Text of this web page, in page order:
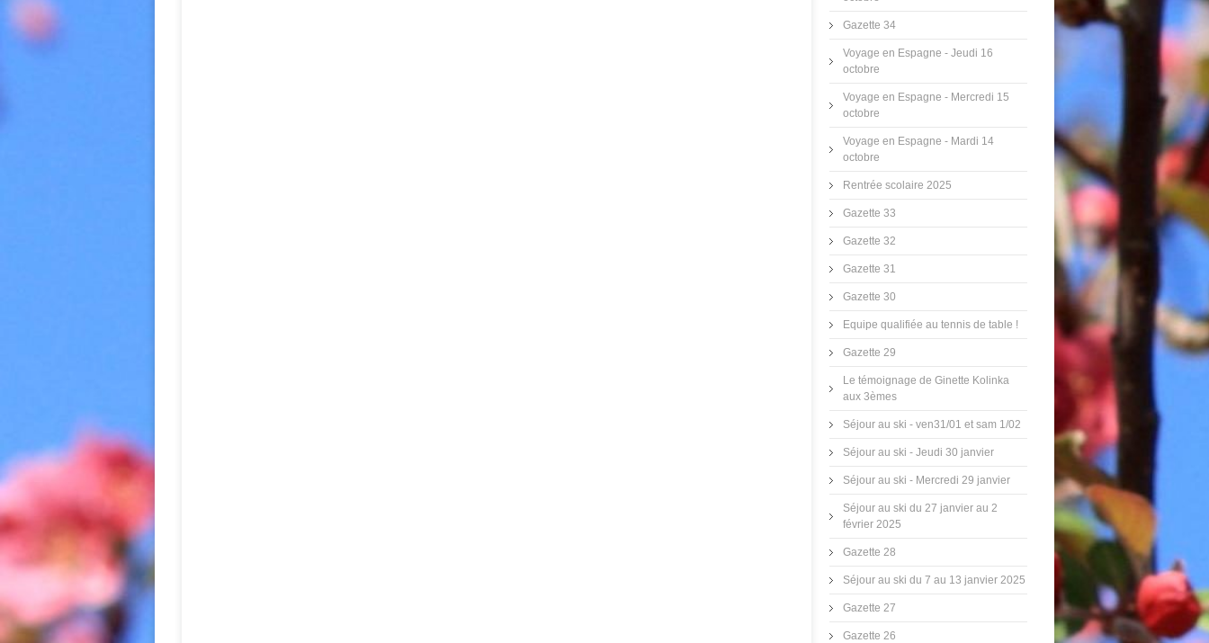
Gazette 34
Voyage en Espagne - Jeudi 16
octobre
Voyage en Espagne - Mercredi 15
octobre
Voyage en Espagne - Mardi 14
octobre
Rentrée scolaire 2025
Gazette 33
Gazette 32
Gazette 31
Gazette 30
Equipe qualifiée au tennis de table !
Gazette 29
Le témoignage de Ginette Kolinka
aux 3èmes
Séjour au ski - ven31/01 et sam 1/02
Séjour au ski - Jeudi 30 janvier
Séjour au ski - Mercredi 29 janvier
Séjour au ski du 27 janvier au 2
février 2025
Gazette 28
Séjour au ski du 7 au 13 janvier 2025
Gazette 27
Gazette 26